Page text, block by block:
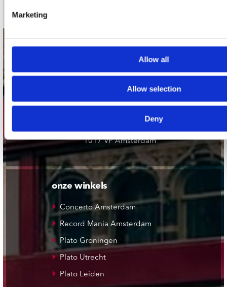
Marketing
Allow all
Allow selection
Deny
contact
Adres
Concerto Recordstore
Utrechtsestraat 52-60
1017 VP Amsterdam
onze winkels
Concerto Amsterdam
Record Mania Amsterdam
Plato Groningen
Plato Utrecht
Plato Leiden